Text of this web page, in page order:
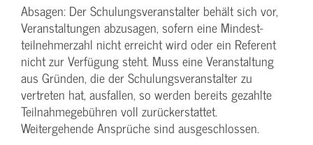
Absagen: Der Schulungs­veranstalter behält sich vor,
Veranstaltungen abzusagen, sofern eine Mindest­
teilnehmerzahl nicht erreicht wird oder ein Referent
nicht zur Verfügung steht. Muss eine Veranstaltung
aus Gründen, die der Schulungs­veranstalter zu
vertreten hat, ausfallen, so werden bereits gezahlte
Teilnahme­gebühren voll zurückerstattet.
Weitergehende Ansprüche sind ausgeschlossen.